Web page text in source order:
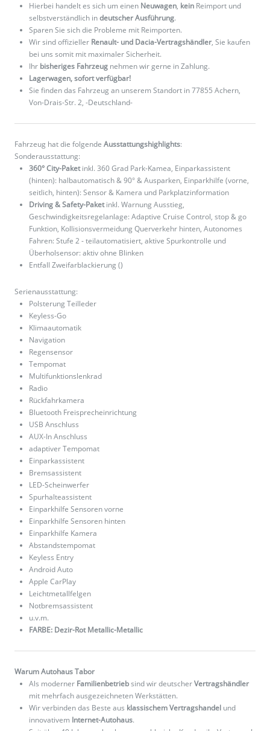
Hierbei handelt es sich um einen Neuwagen, kein Reimport und
selbstverständlich indeutscher Ausführung.
Sparen Sie sich die Probleme mit Reimporten.
Wir sind offizieller Renault- und Dacia-Vertragshändler, Sie kaufen
bei uns somit mit maximaler Sicherheit.
Ihr bisheriges Fahrzeug nehmen wir gerne in Zahlung.
Lagerwagen, sofort verfügbar!
Sie finden das Fahrzeug an unserem Standort in 77855 Achern,
Von-Drais-Str. 2, -Deutschland-
Fahrzeug hat die folgende Ausstattungshighlights:
Sonderausstattung:
360° City-Paketinkl. 360 Grad Park-Kamea, Einparkassistent
(hinten): halbautomatisch & 90° & Ausparken, Einparkhilfe (vorne,
seitlich, hinten): Sensor & Kamera und Parkplatzinformation
Driving & Safety-Paketinkl. Warnung Ausstieg,
Geschwindigkeitsregelanlage: Adaptive Cruise Control, stop & go
Funktion, Kollisionsvermeidung Querverkehr hinten, Autonomes
Fahren: Stufe 2 - teilautomatisiert, aktive Spurkontrolle und
Überholsensor: aktiv ohne Blinken
Entfall Zweifarblackierung ()
Serienausstattung:
Polsterung Teilleder
Keyless-Go
Klimaautomatik
Navigation
Regensensor
Tempomat
Multifunktionslenkrad
Radio
Rückfahrkamera
Bluetooth Freisprecheinrichtung
USB Anschluss
AUX-In Anschluss
adaptiver Tempomat
Einparkassistent
Bremsassistent
LED-Scheinwerfer
Spurhalteassistent
Einparkhilfe Sensoren vorne
Einparkhilfe Sensoren hinten
Einparkhilfe Kamera
Abstandstempomat
Keyless Entry
Android Auto
Apple CarPlay
Leichtmetallfelgen
Notbremsassistent
u.v.m.
FARBE: Dezir-Rot Metallic-Metallic
Warum Autohaus Tabor
Als moderner Familienbetriebsind wir deutscherVertragshändler
mit mehrfach ausgezeichneten Werkstätten.
Wir verbinden das Beste aus klassischem Vertragshandel und
innovativem Internet-Autohaus.